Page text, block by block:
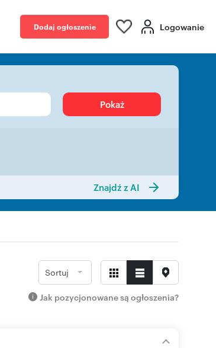
Dodaj ogłoszenie Logowanie
Pokaż
Znajdź z AI
Sortuj
Jak pozycjonowane są ogłoszenia?